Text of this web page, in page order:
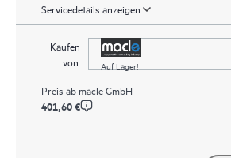
Servicedetails anzeigen
Kaufen
von:
Auf Lager!
Preis ab macle GmbH
401,60 €